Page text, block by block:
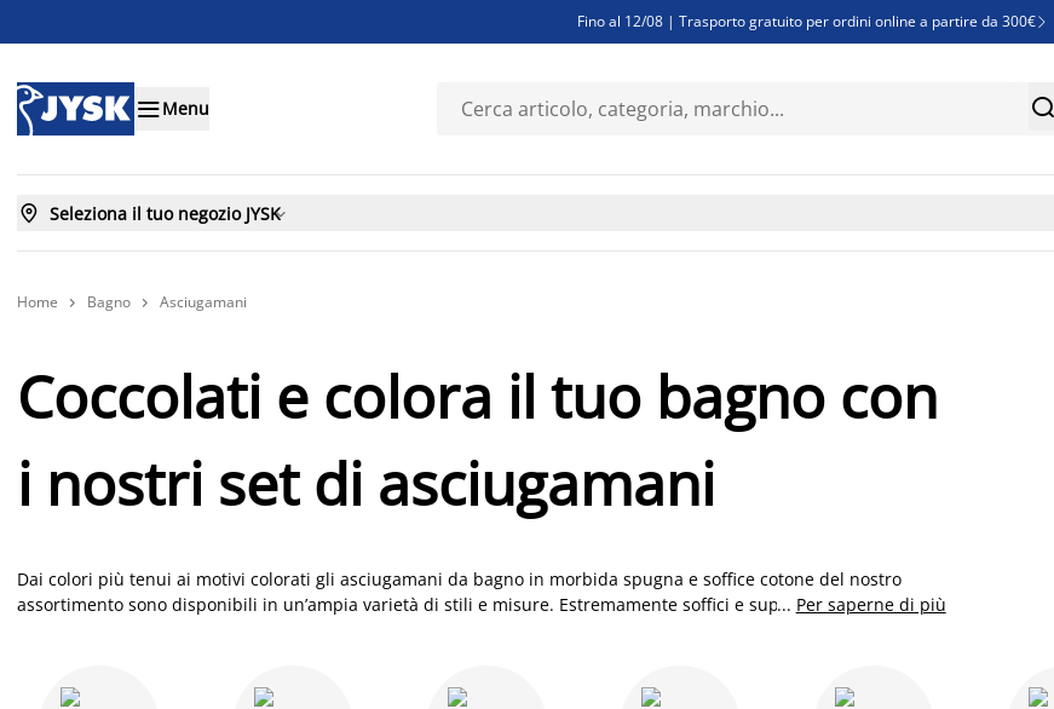
Fino al 12/08 | Trasporto gratuito per ordini online a partire da 300€ 
Finanziamenti - Scegli il piano di rimborso più adatto a te
Menu 
 Seleziona il tuo negozio JYSK
Home  Bagno  Asciugamani
Coccolati e colora il tuo bagno con
i nostri set di asciugamani
Dai colori più tenui ai motivi colorati gli asciugamani da bagno in morbida spugna e soffice cotone del nostro
assortimento sono disponibili in un’ampia varietà di stili e misure. Estremamente soffici e super assorbenti, i
... Per saperne di più